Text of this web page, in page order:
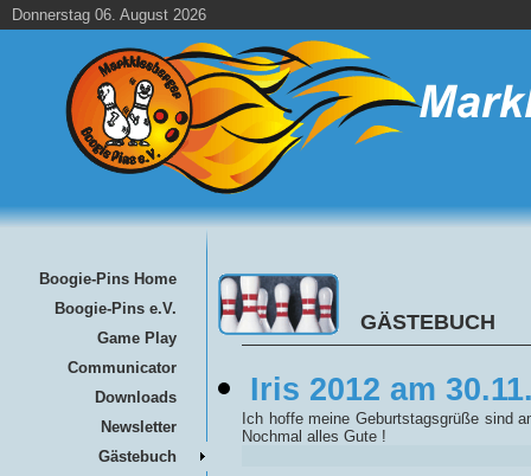
Donnerstag 06. August 2026
Boogie-Pins Home
Boogie-Pins e.V.
Game Play
Communicator
Downloads
Newsletter
Gästebuch
GÄSTEBUCH
Iris 2012 am
Ich hoffe meine Geburtstagsgrüße sind
Nochmal alles Gute !